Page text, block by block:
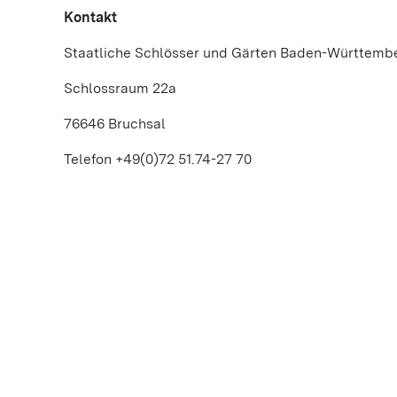
Kontakt
Staatliche Schlösser und Gärten Baden-
Schlossraum 22a
76646 Bruchsal
Telefon +49(0)72 51.74-27 70